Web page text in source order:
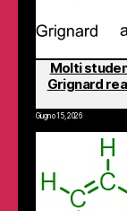
Molti
Grignard
Giugno 15, 2026